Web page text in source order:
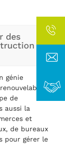
des
de
génie
de
aussi la
et
de bureaux
pour gérer le